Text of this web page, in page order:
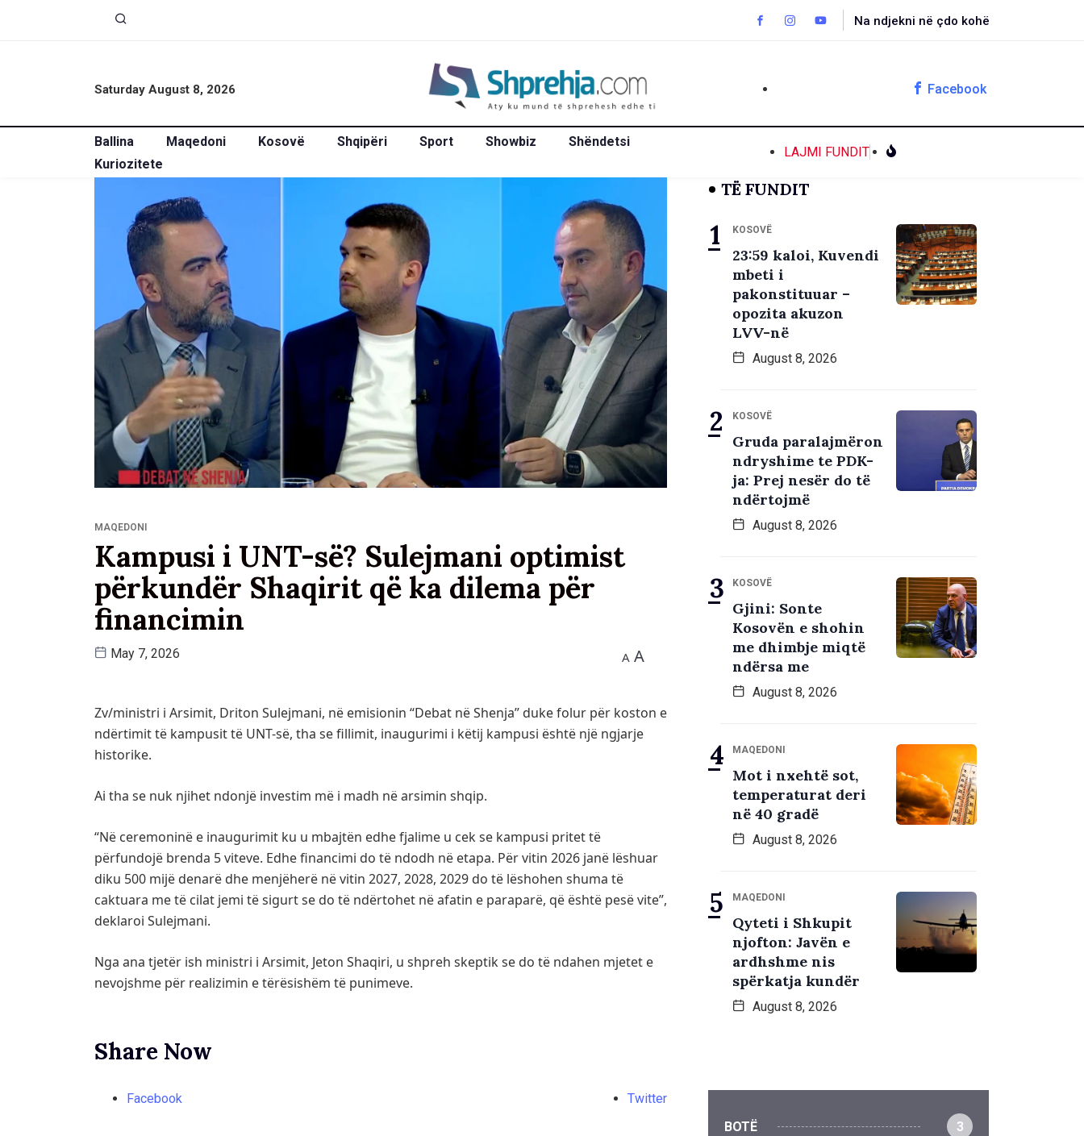
Na ndjekni në çdo kohë
Saturday August 8, 2026 Facebook
Ballina Maqedoni Kosovë Shqipëri Sport Showbiz
Shëndetsi
Kuriozitete
LAJMI FUNDIT
MAQEDONI
Kampusi i UNT-së? Sulejmani optimist
përkundër Shaqirit që ka dilema për
financimin
May 7, 2026 A A
Zv/ministri i Arsimit, Driton Sulejmani, në emisionin “Debat në Shenja” duke folur për koston e
ndërtimit të kampusit të UNT-së, tha se fillimit, inaugurimi i këtij kampusi është një ngjarje
historike.
Ai tha se nuk njihet ndonjë investim më i madh në arsimin shqip.
“Në ceremoninë e inaugurimit ku u mbajtën edhe fjalime u cek se kampusi pritet të
përfundojë brenda 5 viteve. Edhe financimi do të ndodh në etapa. Për vitin 2026 janë lëshuar
diku 500 mijë denarë dhe menjëherë në vitin 2027, 2028, 2029 do të lëshohen shuma të
caktuara me të cilat jemi të sigurt se do të ndërtohet në afatin e paraparë, që është pesë vite”,
deklaroi Sulejmani.
Nga ana tjetër ish ministri i Arsimit, Jeton Shaqiri, u shpreh skeptik se do të ndahen mjetet e
nevojshme për realizimin e tërësishëm të punimeve.
Share Now
Facebook Twitter
TË FUNDIT
KOSOVË
23:59 kaloi, Kuvendi
mbeti i
pakonstituuar –
opozita akuzon
LVV-në
August 8, 2026
KOSOVË
Gruda paralajmëron
ndryshime te PDK-
ja: Prej nesër do të
ndërtojmë
August 8, 2026
KOSOVË
Gjini: Sonte
Kosovën e shohin
me dhimbje miqtë
ndërsa me
August 8, 2026
MAQEDONI
Mot i nxehtë sot,
temperaturat deri
në 40 gradë
August 8, 2026
MAQEDONI
Qyteti i Shkupit
njofton: Javën e
ardhshme nis
spërkatja kundër
August 8, 2026
BOTË 3